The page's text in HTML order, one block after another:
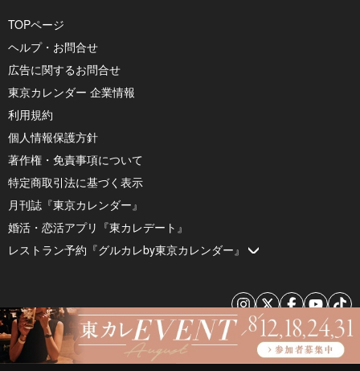
TOPページ
ヘルプ・お問合せ
広告に関するお問合せ
東京カレンダー 企業情報
利用規約
個人情報保護方針
著作権・免責事項について
特定商取引法に基づく表示
月刊誌『東京カレンダー』
婚活・恋活アプリ『東カレデート』
レストラン予約『グルカレby東京カレンダー』
© 2026 by Tokyo Calendar, Inc.